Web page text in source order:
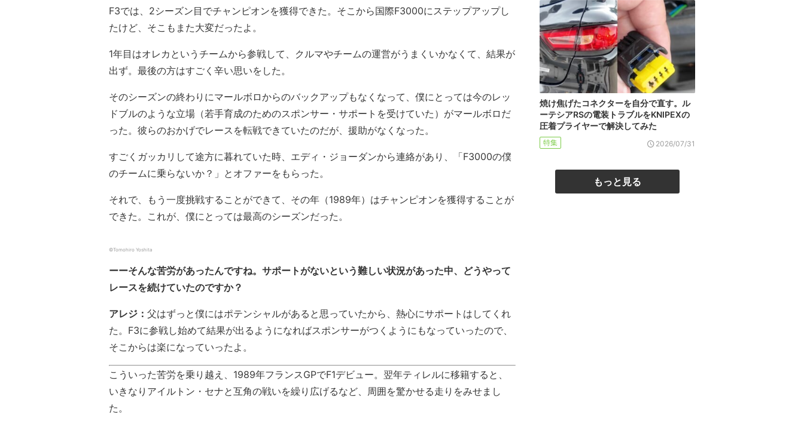
F3では、2シーズン目でチャンピオンを獲得できた。そこから国際F3000にステップアップし
たけど、そこもまた大変だったよ。
1年目はオレカというチームから参戦して、クルマやチームの運営がうまくいかなくて、結果が
出ず。最後の方はすごく辛い思いをした。
そのシーズンの終わりにマールボロからのバックアップもなくなって、僕にとっては今のレッ
ドブルのような立場（若手育成のためのスポンサー・サポートを受けていた）がマールボロだ
った。彼らのおかげでレースを転戦できていたのだが、援助がなくなった。
すごくガッカリして途方に暮れていた時、エディ・ジョーダンから連絡があり、「F3000の僕
のチームに乗らないか？」とオファーをもらった。
それで、もう一度挑戦することができて、その年（1989年）はチャンピオンを獲得することが
できた。これが、僕にとっては最高のシーズンだった。
©︎Tomohiro Yoshita
ーーそんな苦労があったんですね。サポートがないという難しい状況があった中、どうやって
レースを続けていたのですか？
アレジ： 父はずっと僕にはポテンシャルがあると思っていたから、熱心にサポートはしてくれ
た。F3に参戦し始めて結果が出るようになればスポンサーがつくようにもなっていったので、
そこからは楽になっていったよ。
こういった苦労を乗り越え、1989年フランスGPでF1デビュー。翌年ティレルに移籍すると、
いきなりアイルトン・セナと互角の戦いを繰り広げるなど、周囲を驚かせる走りをみせまし
た。
焼け焦げたコネクターを自分で直す。ル
ーテシアRSの電装トラブルをKNIPEXの
圧着プライヤーで解決してみた
特集 2026/07/31
もっと見る